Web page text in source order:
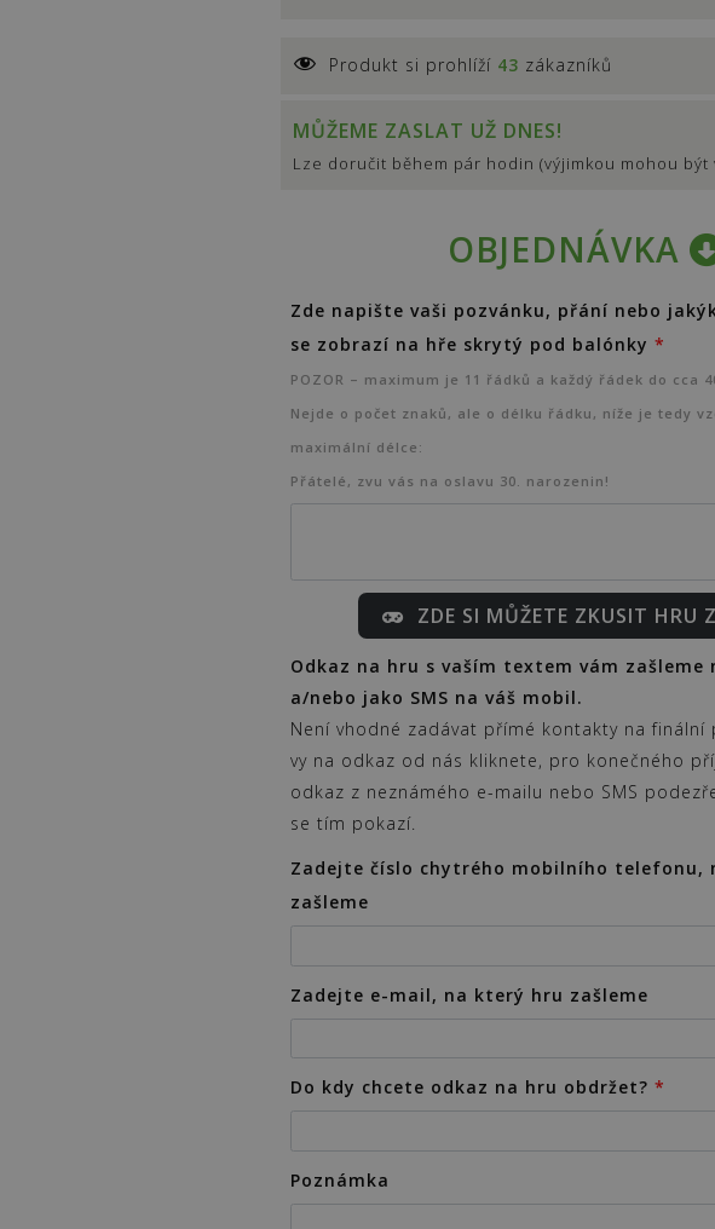
Produkt si prohlíží 43 zákazníků
MŮŽEME ZASLAT UŽ DNES!
Lze doručit během pár hodin (výjimkou mohou být
OBJEDNÁVKA
Zde napište vaši pozvánku, přání nebo
se zobrazí na hře skrytý pod balónky *
POZOR – maximum je 11 řádků a každý řádek do cca
Nejde o počet znaků, ale o délku řádku, níže je tedy
maximální délce:
Přátelé, zvu vás na oslavu 30. narozenin!
ZDE SI MŮŽETE ZKUSIT HRU
Odkaz na hru s vaším textem vám zašleme
a/nebo jako SMS na váš mobil.
Není vhodné zadávat přímé kontakty na finální
vy na odkaz od nás kliknete, pro konečného
odkaz z neznámého e-mailu nebo SMS
se tím pokazí.
Zadejte číslo chytrého mobilního telefonu,
zašleme
Zadejte e-mail, na který hru zašleme
Do kdy chcete odkaz na hru obdržet? *
Poznámka